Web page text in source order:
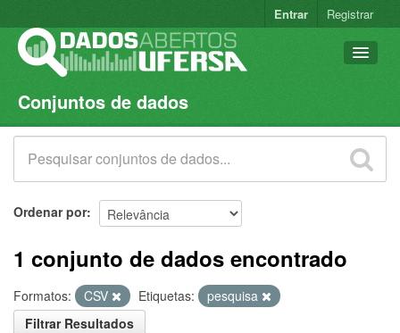
Entrar Registrar
Conjuntos de dados
Organizações
Grupos
Conjuntos de dados
Ordenar por
1 conjunto de dados encontrado
Formatos: CSV Etiquetas:
pesquisa
Filtrar Resultados